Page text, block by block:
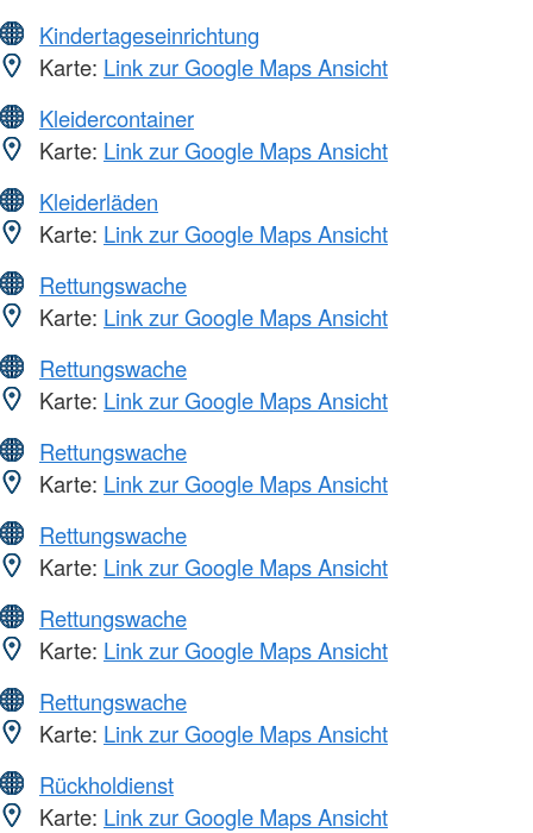
Kindertageseinrichtung
Karte: Link zur Google Maps Ansicht
Kleidercontainer
Karte: Link zur Google Maps Ansicht
Kleiderläden
Karte: Link zur Google Maps Ansicht
Rettungswache
Karte: Link zur Google Maps Ansicht
Rettungswache
Karte: Link zur Google Maps Ansicht
Rettungswache
Karte: Link zur Google Maps Ansicht
Rettungswache
Karte: Link zur Google Maps Ansicht
Rettungswache
Karte: Link zur Google Maps Ansicht
Rettungswache
Karte: Link zur Google Maps Ansicht
Rückholdienst
Karte: Link zur Google Maps Ansicht